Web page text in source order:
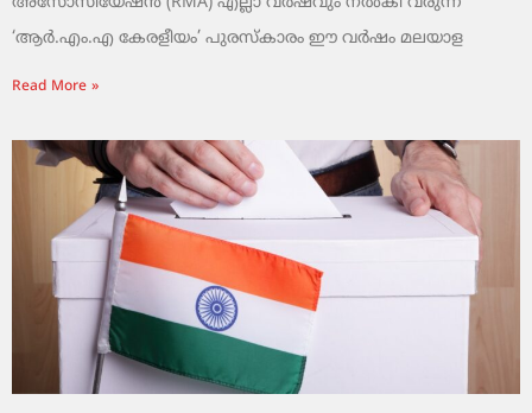
‘ആർ.എം.എ കേരളീയം’ പുരസ്‌കാരം ഈ വർഷം മലയാള
Read More »